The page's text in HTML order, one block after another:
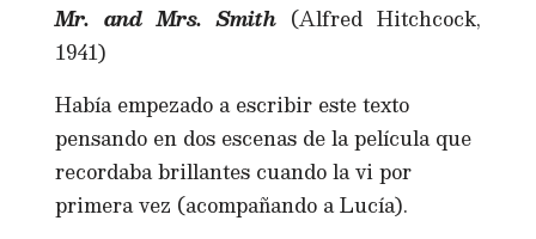
Mr. and Mrs. Smith (Alfred Hitchcock,
1941)
Había empezado a escribir este texto
pensando en dos escenas de la película que
recordaba brillantes cuando la vi por
primera vez (acompañando a Lucía).